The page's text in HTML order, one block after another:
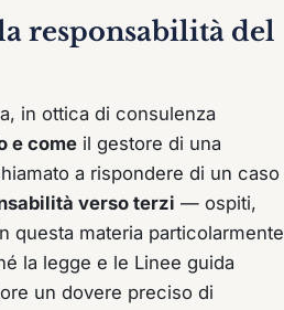
responsabilità del
in ottica di consulenza
e come il gestore di una
a rispondere di un caso
verso terzi — ospiti,
questa materia particolarmente
la legge e le Linee guida
un dovere preciso di